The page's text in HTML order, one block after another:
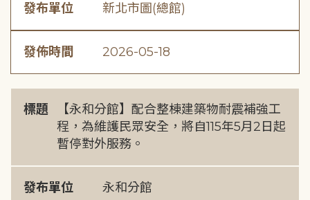
發布單位 新北市圖(總館)
發佈時間 2026-05-18
標題
【永和分館】配合整棟建築物耐震補強工
程，為維護民眾安全，將自115年5月2日起
暫停對外服務。
發布單位 永和分館